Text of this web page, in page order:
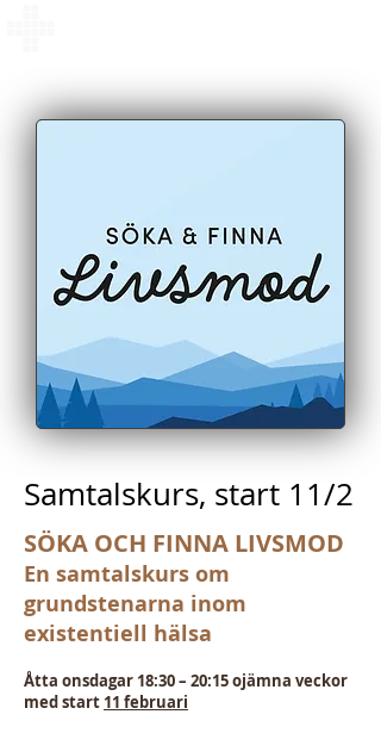
Samtalskurs, start 11/2
SÖKA OCH FINNA LIVSMOD
En samtalskurs om
grundstenarna inom
existentiell hälsa
Åtta onsdagar 18:30 – 20:15 ojämna veckor
med start 11 februari